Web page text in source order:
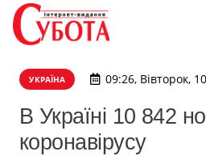
УКРАЇНА 09:26, Вівторок,
В Україні 10 842
коронавірусу